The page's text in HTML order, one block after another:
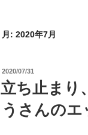
月: 2020年7月
投
稿
日:
2020/07/31
立ち止まり
うさんのエ